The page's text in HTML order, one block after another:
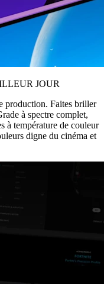
JOUR
production. Faites briller
à spectre complet,
à température de couleur
digne du cinéma et